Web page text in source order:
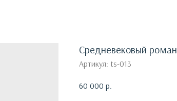
Средневековый роман
Артикул: ts-013
60 000 р.